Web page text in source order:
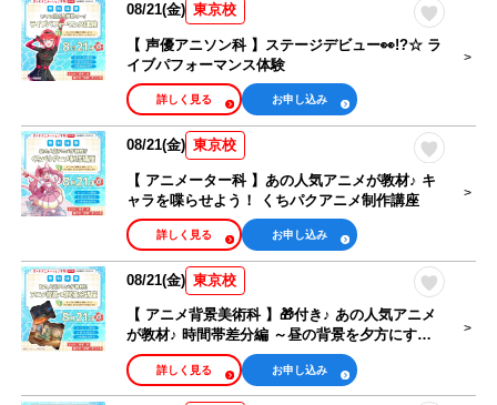
08/21(金) 東京校
【 声優アニソン科 】ステージデビュー👀!?☆ ラ
イブパフォーマンス体験
お申し込み
詳しく見る
08/21(金) 東京校
【 アニメーター科 】あの人気アニメが教材♪ キ
ャラを喋らせよう！ くちパクアニメ制作講座
お申し込み
詳しく見る
08/21(金) 東京校
【 アニメ背景美術科 】🎁付き♪ あの人気アニメ
が教材♪ 時間帯差分編 ～昼の背景を夕方にする
テクニック～
お申し込み
詳しく見る